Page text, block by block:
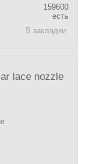
159600
есть
В закладки
lace nozzle